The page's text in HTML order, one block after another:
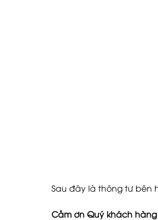
Sau đây là thông tư bên
Cảm ơn Quý khách